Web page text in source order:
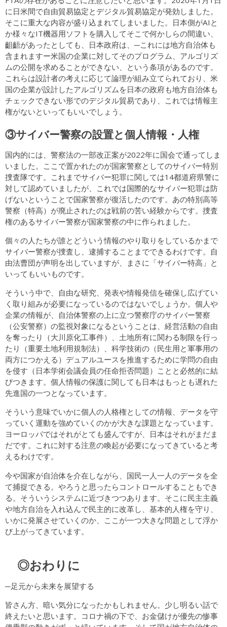
に日米間で自由貿易協定とデジタル貿易協定が発効しました。
そこに重大な内容が盛り込まれてしまいました。日本側がAIと
か様々なIT機器用ソフトを購入してそこで何かしらの間違い、
齟齬があったとしても、日本政府は、─これには地方自治体も
含まれますー米国の企業に対してそのプログラム、アルゴリズ
ムの公開を求めることができない、という条項があるのです。
これらは設計者の考えに応じて論理が組み立てられており、米
国の企業が設計したアルゴリズムを日本の政府も地方自治体も
チェックできない形でのデジタル貿易であり、これでは情報主
権がないといってもいいでしょう。
③サイバー警察の設置と個人情報・人権
国内的には、警察法の一部改正案が2022年に国会で通ってしま
いました。ここで置かれたのが国家警察としてのサイバー特別
捜査隊です。これまでサイバー犯罪に関しては14都道府県警に
対して認めていましたが、これでは国際的なサイバー犯罪は防
げないということで国家警察が復活したのです。あの特別高等
警察（特高）が廃止されたのは戦前の苦い経験からです。捜査
権のあるサイバー警察が国家警察の中に作られました。
個々の人たちが誰とどういう情報のやり取りをしているかまで
サイバー警察が捜査し、逮捕することまでできるわけです。自
由法曹団が声明を出していますが、まさに「サイバー特高」と
いってもいいものです。
そういう中で、自由な研究、発表や情報発信を確保し広げてい
く取り組みが必要になっているのではないでしょうか。個人や
企業の情報が、自治体警察の上に立つ警察庁のサイバー警察
（公安警察）の監視対象になるということは、経営活動の自由
を奪ったり（大川原化工事件）、土地所有に関わる制限を行っ
たり（重要土地利用規制法）、科学技術の（民生用と軍事用の
両方につかえる）デュアルユースを推進するために学問の自由
を侵す（日本学術会議会員の任命拒否問題）ことと必然的に結
びつきます。個人情報の保護に関しても日本はもっとも遅れた
先進国の一つとなっています。
そういう意味でいかに個人の人格権としての情報、データを守
っていく運動を強めていくのかが大きな課題となっています。
ヨーロッパではそれがとても盛んですが、日本はそれがまだま
だです。これに対する注意の喚起が必要になってきていると考
えるわけです。
今や国家が自治体を介在しながら、国民一人一人のデータを全
て捕捉できる。やろうと思ったらコントロールすることもでき
る。そういうシステムに近づきつつあります。そこに民主主義
や地方自治を入れ込んで民主的に改革し、基本的人権を守り、
いかに発展させていくのか、ここが一つ大きな問題として浮か
び上がってきています。
◎おわりに
─足元から未来を展望する
皆さん方、暗い気分になったかもしれません。少し明るい話で
終えたいと思います。コロナ禍の下で、お金儲けが優先の惨事